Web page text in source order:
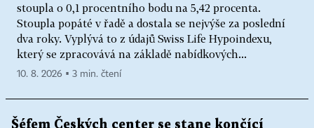
stoupla o 0,1 procentního bodu na 5,42 procenta.
Stoupla popáté v řadě a dostala se nejvýše za poslední
dva roky. Vyplývá to z údajů Swiss Life Hypoindexu,
který se zpracovává na základě nabídkových...
10. 8. 2026 ▪ 3 min. čtení
Šéfem Českých center se stane končící